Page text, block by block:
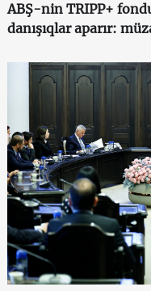
ABŞ-nin TRIPP+
danışıqlar aparır: